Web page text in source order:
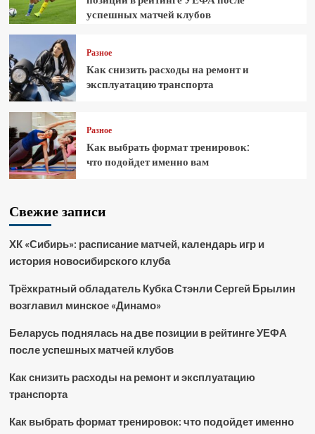
успешных матчей клубов
Разное
Как снизить расходы на ремонт и
эксплуатацию транспорта
Разное
Как выбрать формат тренировок:
что подойдет именно вам
Свежие записи
ХК «Сибирь»: расписание матчей, календарь игр и
история новосибирского клуба
Трёхкратный обладатель Кубка Стэнли Сергей Брылин
возглавил минское «Динамо»
Беларусь поднялась на две позиции в рейтинге УЕФА
после успешных матчей клубов
Как снизить расходы на ремонт и эксплуатацию
транспорта
Как выбрать формат тренировок: что подойдет именно